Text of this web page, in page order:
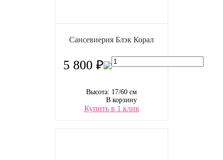
Сансевиерия Блэк Корал
5 800 ₽
Высота: 17/60 см
В корзину
Купить в 1 клик